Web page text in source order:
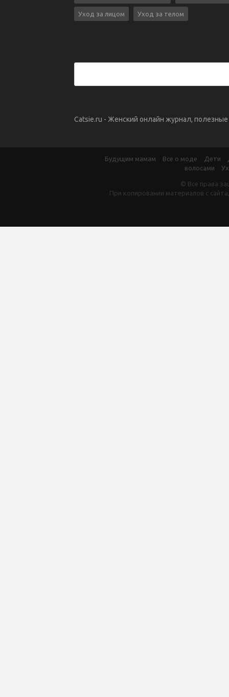
Уход за лицом Уход за телом
Catsie.ru - Женский онлайн журнал,
Будущим мамам Все о моде Дети
волосами
© Все права
При копировании материалов с